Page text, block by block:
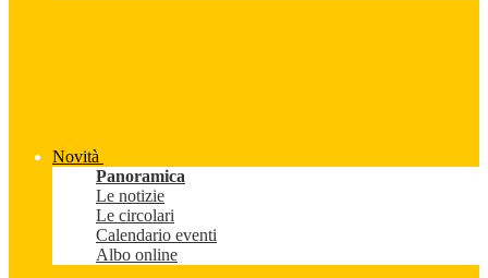
Novità
Panoramica
Le notizie
Le circolari
Calendario eventi
Albo online